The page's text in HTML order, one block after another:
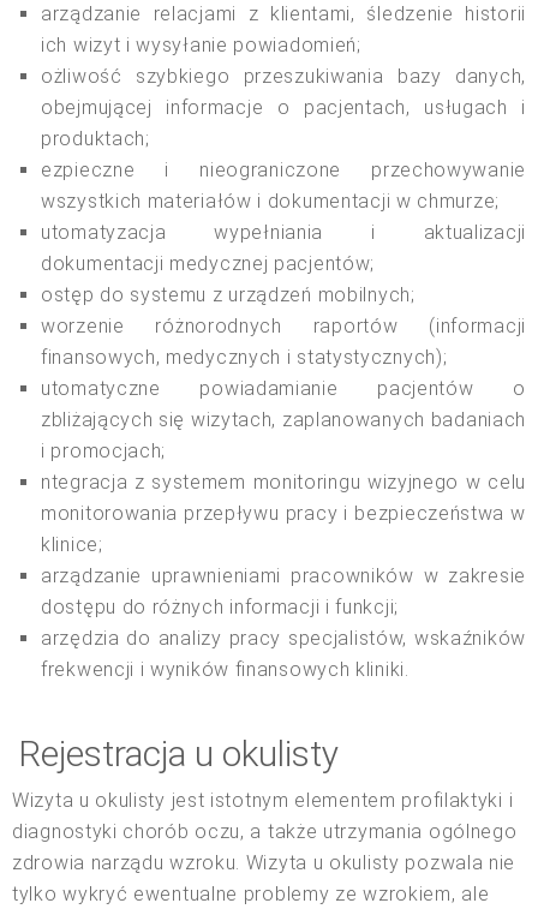
arządzanie relacjami z klientami, śledzenie historii
ich wizyt i wysyłanie powiadomień;
ożliwość szybkiego przeszukiwania bazy danych,
obejmującej informacje o pacjentach, usługach i
produktach;
ezpieczne i nieograniczone przechowywanie
wszystkich materiałów i dokumentacji w chmurze;
utomatyzacja wypełniania i aktualizacji
dokumentacji medycznej pacjentów;
ostęp do systemu z urządzeń mobilnych;
worzenie różnorodnych raportów (informacji
finansowych, medycznych i statystycznych);
utomatyczne powiadamianie pacjentów o
zbliżających się wizytach, zaplanowanych badaniach
i promocjach;
ntegracja z systemem monitoringu wizyjnego w celu
monitorowania przepływu pracy i bezpieczeństwa w
klinice;
arządzanie uprawnieniami pracowników w zakresie
dostępu do różnych informacji i funkcji;
arzędzia do analizy pracy specjalistów, wskaźników
frekwencji i wyników finansowych kliniki.
Rejestracja u okulisty
Wizyta u okulisty jest istotnym elementem profilaktyki i
diagnostyki chorób oczu, a także utrzymania ogólnego
zdrowia narządu wzroku. Wizyta u okulisty pozwala nie
tylko wykryć ewentualne problemy ze wzrokiem, ale